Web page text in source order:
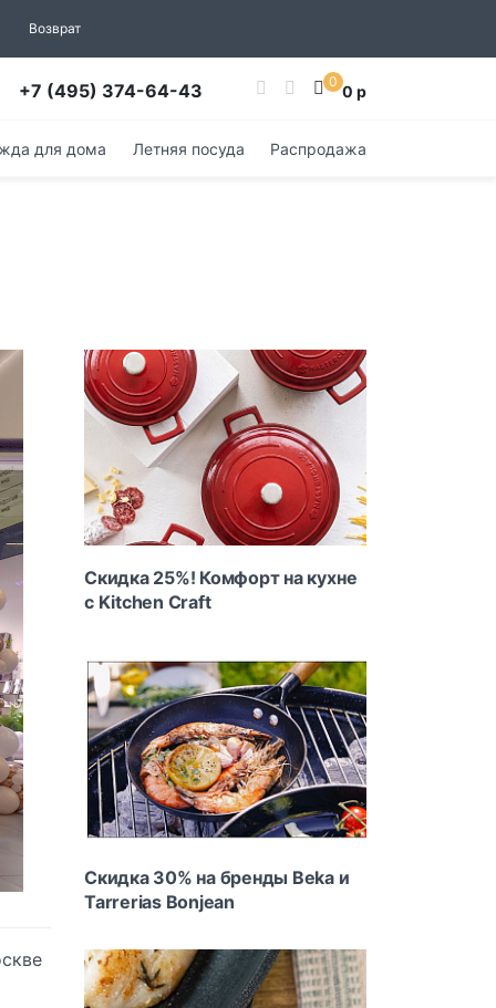
Возврат
+7 (495) 374-64-43 0 0 р
для дома Летняя посуда Распродажа
Скидка 25%! Комфорт на кухне
с Kitchen Craft
Скидка 30% на бренды Beka и
Tarrerias Bonjean